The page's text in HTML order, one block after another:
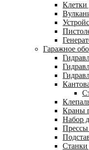
Клетки
Гаражное
Краны
Набор
Прессы
Станки